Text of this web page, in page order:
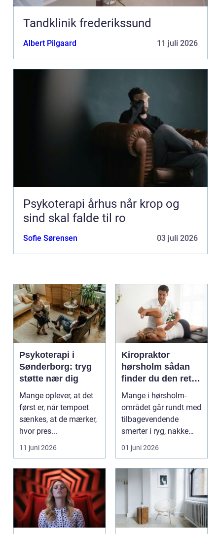
Tandklinik frederikssund
Albert Pilgaard 11 juli 2026
Psykoterapi århus når krop og
sind skal falde til ro
Sofie Sørensen 03 juli 2026
Psykoterapi i
Sønderborg: tryg
støtte nær dig
Mange oplever, at det
først er, når tempoet
sænkes, at de mærker,
hvor pres...
11 juni 2026
Kiropraktor
hørsholm sådan
finder du den rette
behandling i
nordsjælland
Mange i hørsholm-
området går rundt med
tilbagevendende
smerter i ryg, nakke
eller hoved uden at få
d...
01 juni 2026